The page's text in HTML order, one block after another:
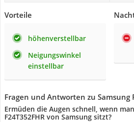
Vorteile
höhenverstellbar
Neigungswinkel
einstellbar
Fragen und Antworten zu Samsung
Ermüden die Augen schnell, wenn
F24T352FHR von Samsung sitzt?